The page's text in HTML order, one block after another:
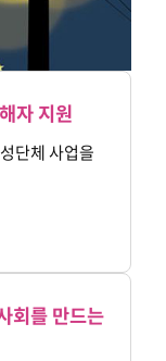
자 지원
단체 사업을
회를 만드는